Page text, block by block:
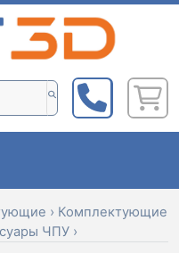
› Комплектующие
ЧПУ ›